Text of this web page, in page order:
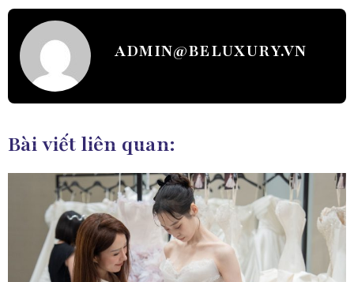
ADMIN@BELUXURY.VN
Bài viết liên quan: